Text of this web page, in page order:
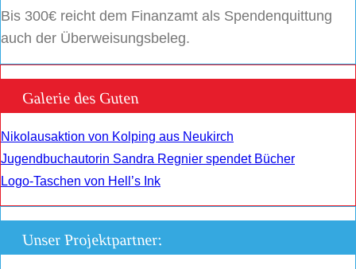
Bis 300€ reicht dem Finanzamt als Spendenquittung
auch der Überweisungsbeleg.
Galerie des Guten
Nikolausaktion von Kolping aus Neukirch
Jugendbuchautorin Sandra Regnier spendet Bücher
Logo-Taschen von Hell’s Ink
Unser Projektpartner: